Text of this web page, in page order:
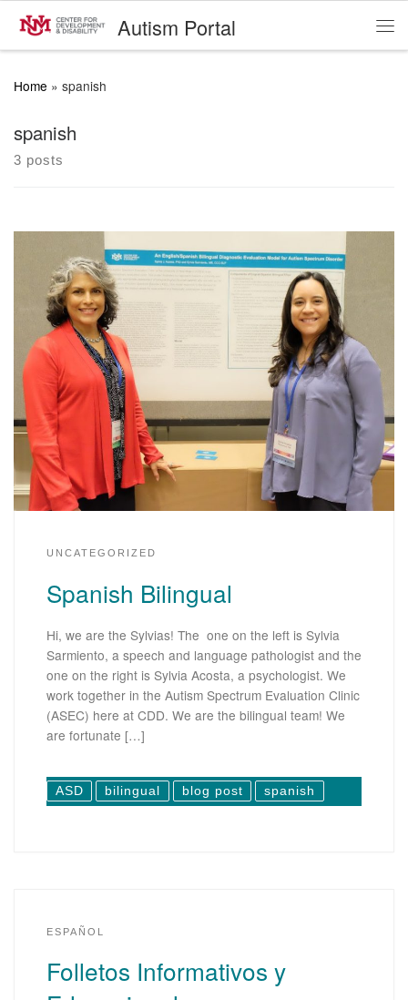
Skip to contentAutism Portal
Home » spanish
spanish
3 posts
UNCATEGORIZED
Spanish Bilingual
Hi, we are the Sylvias! The one on the left is Sylvia
Sarmiento, a speech and language pathologist and the
one on the right is Sylvia Acosta, a psychologist. We
work together in the Autism Spectrum Evaluation Clinic
(ASEC) here at CDD. We are the bilingual team! We
are fortunate […]
ASD bilingual blog post spanish
ESPAÑOL
Folletos Informativos y